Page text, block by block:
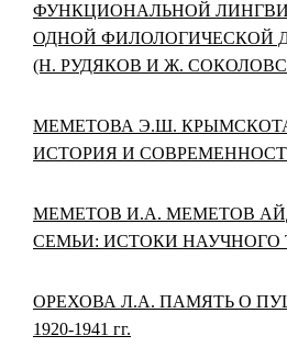
ФУНКЦИОНАЛЬНОЙ
ОДНОЙ ФИЛОЛОГИЧЕСКОЙ
(Н. РУДЯКОВ И Ж.
МЕМЕТОВА Э.Ш.
ИСТОРИЯ И
МЕМЕТОВ И.А. МЕМЕТОВ
СЕМЬИ: ИСТОКИ НАУЧНОГО
ОРЕХОВА Л.А. ПАМЯТЬ О
1920-1941 гг.